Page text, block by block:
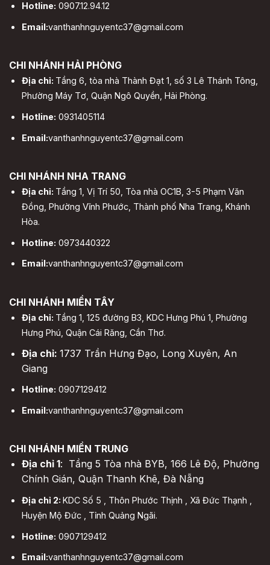
Hotline: 0907.12.94.12
Email:vanthanhnguyentc37@gmail.com
CHI NHÁNH HẢI PHÒNG
Địa chỉ: Tầng 6, tòa nhà Thành Đạt 1, số 3 Lê Thánh Tông,
Phường Máy Tơ, Quận Ngô Quyền, Hải Phòng.
Hotline: 0931405114
Email:vanthanhnguyentc37@gmail.com
CHI NHÁNH NHA TRANG
Địa chỉ: Tầng 1, Vị Trí 50, Tòa nhà OC1B, 3-5 Phạm Văn
Đồng, Phường Vĩnh Phước, Thành phố Nha Trang, Khánh
Hòa.
Hotline: 0973440322
Email:vanthanhnguyentc37@gmail.com
CHI NHÁNH MIỀN TÂY
Địa chỉ: Tầng 1, 125 đường B3, KDC Hưng Phú 1, Phường
Hưng Phú, Quận Cái Răng, Cần Thơ.
Địa chỉ: 1737 Trần Hưng Đạo, Long Xuyên, An
Giang
Hotline: 0907129412
Email:vanthanhnguyentc37@gmail.com
CHI NHÁNH MIỀN TRUNG
Địa chỉ 1: Tầng 5 Tòa nhà BYB, 166 Lê Độ, Phường
Chính Gián, Quận Thanh Khê, Đà Nẵng
Địa chỉ 2: KDC Số 5 , Thôn Phước Thịnh , Xã Đức Thạnh ,
Huyện Mộ Đức , Tỉnh Quảng Ngãi.
Hotline: 0907129412
Email:vanthanhnguyentc37@gmail.com